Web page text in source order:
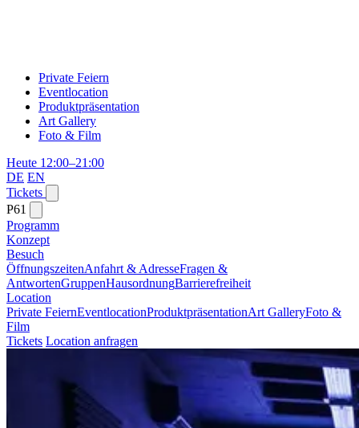
Private Feiern
Eventlocation
Produktpräsentation
Art Gallery
Foto & Film
Heute 12:00–21:00
DE EN
Tickets
P61
Programm
Konzept
Besuch
ÖffnungszeitenAnfahrt & AdresseFragen &
AntwortenGruppenHausordnungBarrierefreiheit
Location
Private FeiernEventlocationProduktpräsentationArt GalleryFoto &
Film
Tickets Location anfragen